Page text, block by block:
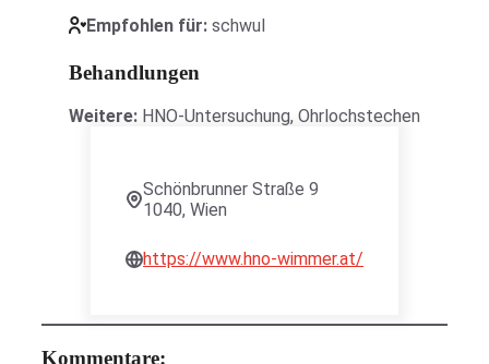
Empfohlen für: schwul
Behandlungen
Weitere: HNO-Untersuchung, Ohrlochstechen
Schönbrunner Straße 9
1040, Wien
https://www.hno-wimmer.at/
Kommentare: